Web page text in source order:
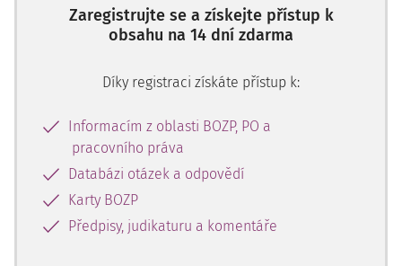
Zaregistrujte se a získejte přístup k
obsahu na 14 dní zdarma
Díky registraci získáte přístup k:
Informacím z oblasti BOZP, PO a
pracovního práva
Databázi otázek a odpovědí
Karty BOZP
Předpisy, judikaturu a komentáře